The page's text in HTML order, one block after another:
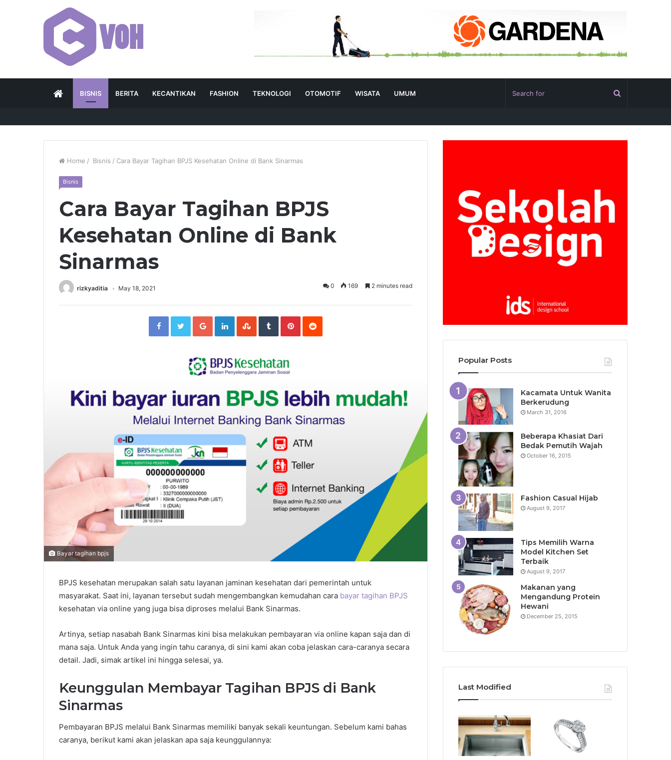
HOMEBISNIS BERITA KECANTIKAN FASHION TEKNOLOGI OTOMOTIF WISATA UMUM
Home / Bisnis / Cara Bayar Tagihan BPJS Kesehatan Online di Bank Sinarmas
Bisnis
Cara Bayar Tagihan BPJS
Kesehatan Online di Bank
Sinarmas
rizkyaditia May 18, 2021 0 169 2 minutes read
FacebookTwitterGoogle+LinkedInStumbleUpon
TumblrPinterestReddit
Bayar tagihan bpjs
BPJS kesehatan merupakan salah satu layanan jaminan kesehatan dari pemerintah untuk
masyarakat. Saat ini, layanan tersebut sudah mengembangkan kemudahan cara bayar tagihan BPJS
kesehatan via online yang juga bisa diproses melalui Bank Sinarmas.
Artinya, setiap nasabah Bank Sinarmas kini bisa melakukan pembayaran via online kapan saja dan di
mana saja. Untuk Anda yang ingin tahu caranya, di sini kami akan coba jelaskan cara-caranya secara
detail. Jadi, simak artikel ini hingga selesai, ya.
Keunggulan Membayar Tagihan BPJS di Bank
Sinarmas
Pembayaran BPJS melalui Bank Sinarmas memiliki banyak sekali keuntungan. Sebelum kami bahas
caranya, berikut kami akan jelaskan apa saja keunggulannya:
Popular Posts
Kacamata Untuk Wanita
Berkerudung
March 31, 2016
Beberapa Khasiat Dari
Bedak Pemutih Wajah
October 16, 2015
Fashion Casual Hijab
August 9, 2017
Tips Memilih Warna
Model Kitchen Set
Terbaik
August 9, 2017
Makanan yang
Mengandung Protein
Hewani
December 25, 2015
Last Modified